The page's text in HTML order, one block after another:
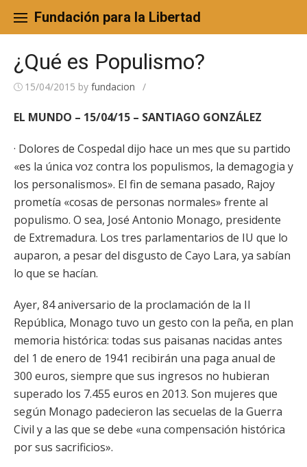
content
Fundación para la Libertad
¿Qué es Populismo?
15/04/2015 by fundacion /
EL MUNDO – 15/04/15 – SANTIAGO GONZÁLEZ
· Dolores de Cospedal dijo hace un mes que su partido
«es la única voz contra los populismos, la demagogia y
los personalismos». El fin de semana pasado, Rajoy
prometía «cosas de personas normales» frente al
populismo. O sea, José Antonio Monago, presidente
de Extremadura. Los tres parlamentarios de IU que lo
auparon, a pesar del disgusto de Cayo Lara, ya sabían
lo que se hacían.
Ayer, 84 aniversario de la proclamación de la II
República, Monago tuvo un gesto con la peña, en plan
memoria histórica: todas sus paisanas nacidas antes
del 1 de enero de 1941 recibirán una paga anual de
300 euros, siempre que sus ingresos no hubieran
superado los 7.455 euros en 2013. Son mujeres que
según Monago padecieron las secuelas de la Guerra
Civil y a las que se debe «una compensación histórica
por sus sacrificios».